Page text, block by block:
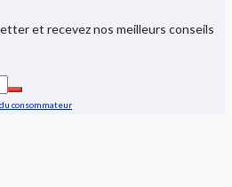
et recevez nos meilleurs conseils
consommateur